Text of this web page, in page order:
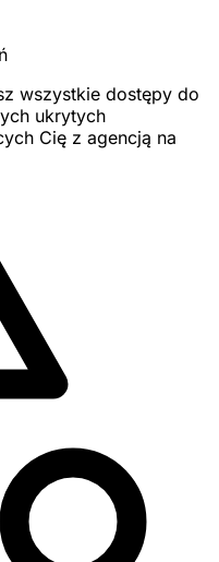
wszystkie dostępy do
ukrytych
Cię z agencją na